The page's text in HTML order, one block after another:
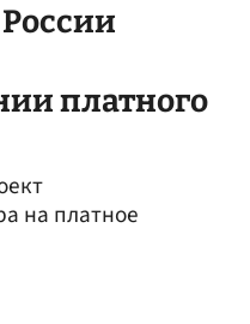
платного
на платное